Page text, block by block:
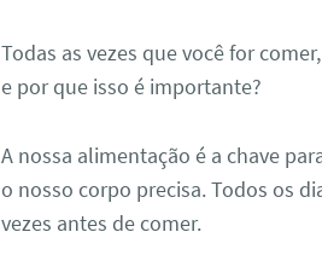
Todas as vezes que você for
e por que isso é importante?
A nossa alimentação é a chave
o nosso corpo precisa. Todos os
vezes antes de comer.